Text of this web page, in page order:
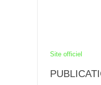
Site officiel